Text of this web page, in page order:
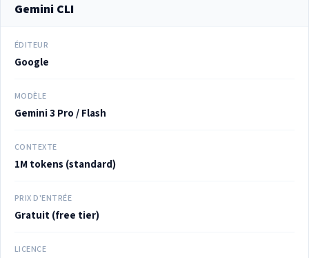
Gemini CLI
ÉDITEUR
Google
MODÈLE
Gemini 3 Pro / Flash
CONTEXTE
1M tokens (standard)
PRIX D'ENTRÉE
Gratuit (free tier)
LICENCE